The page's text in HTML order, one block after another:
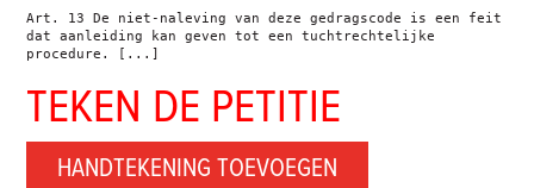
Art. 13 De niet-naleving van deze gedragscode is een feit
dat aanleiding kan geven tot een tuchtrechtelijke
procedure. [...]
TEKEN DE PETITIE
HANDTEKENING TOEVOEGEN